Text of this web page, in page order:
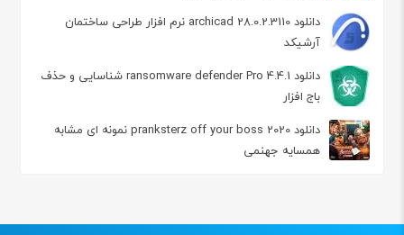
دانلود archicad 28.0.2.3110 نرم افزار طراحی ساختمان
آرشیکد
دانلود ransomware defender Pro 4.4.1 شناسایی و حذف
باج افزار
دانلود 2020 pranksterz off your boss نمونه ای مشابه
همسایه جهنمی